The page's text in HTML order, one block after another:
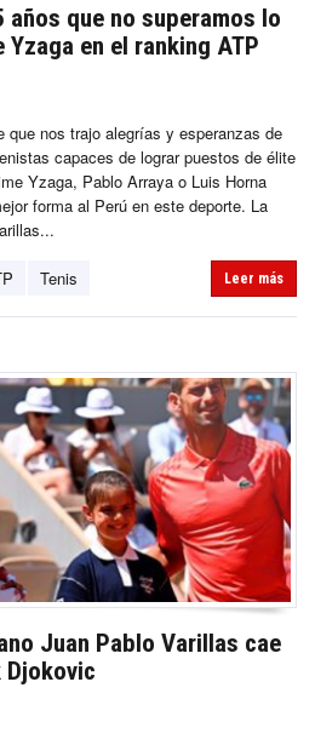
años que no superamos lo
en el ranking ATP
que nos trajo alegrías y esperanzas de
capaces de lograr puestos de élite
Yzaga, Pablo Arraya o Luis Horna
forma al Perú en este deporte. La
Tenis Leer más
Juan Pablo Varillas cae
Djokovic